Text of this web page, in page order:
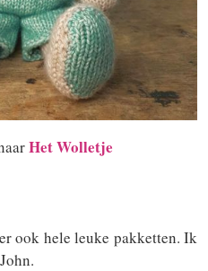
Het Wolletje
ook hele leuke pakketten. Ik